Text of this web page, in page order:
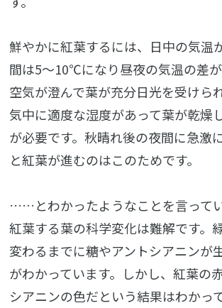
鮮やかに紅葉するには、日中の気
間は5～10℃になり昼夜の気温の差が
空気が澄んで葉が充分日光を受けら
気中に適度な湿度があって葉が乾燥
が必要です。秋晴れ後の夜間に急激
と紅葉が進むのはこのためです。
……とわかったようなことを言って
紅葉する葉の科学変化は難解です。
変わるまでに糖やアントシアニンが
がわかっています。しかし、紅葉の
シアニンの色だという結果はわかっ